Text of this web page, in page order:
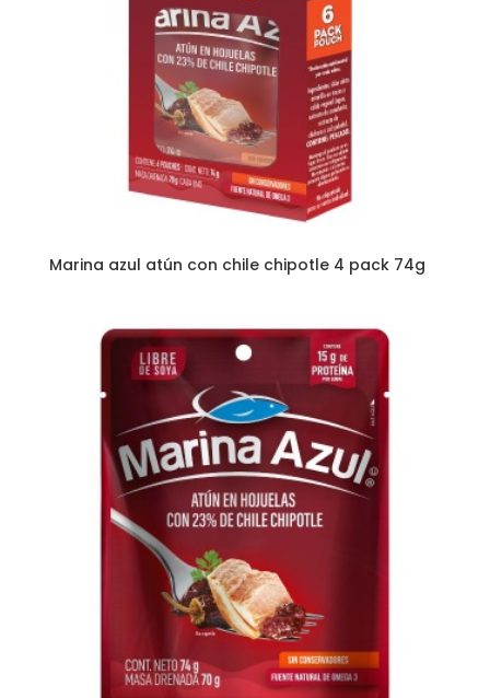
Marina azul atún con chile chipotle 4 pack 74g